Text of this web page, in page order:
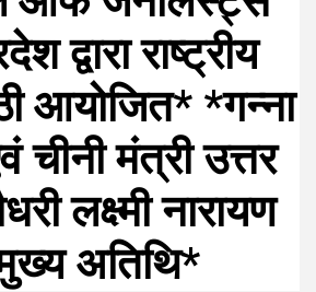
द्वारा राष्ट्रीय
आयोजित* *गन्ना
चीनी मंत्री उत्तर
लक्ष्मी नारायण
अतिथि*